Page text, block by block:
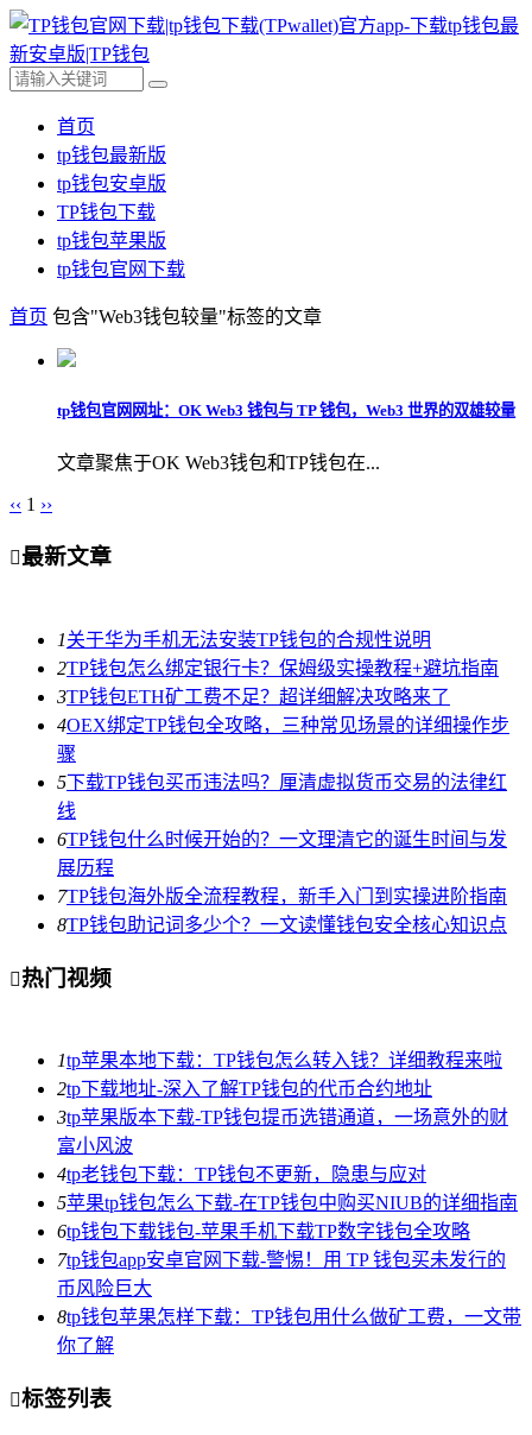
首页
tp钱包最新版
tp钱包安卓版
TP钱包下载
tp钱包苹果版
tp钱包官网下载
首页 包含"Web3钱包较量"标签的文章
tp钱包官网网址：OK Web3 钱包与 TP 钱包，Web3 世界的双雄较量
文章聚焦于OK Web3钱包和TP钱包在...
‹‹ 1 ››
最新文章
1关于华为手机无法安装TP钱包的合规性说明
2TP钱包怎么绑定银行卡？保姆级实操教程+避坑指南
3TP钱包ETH矿工费不足？超详细解决攻略来了
4OEX绑定TP钱包全攻略，三种常见场景的详细操作步
骤
5下载TP钱包买币违法吗？厘清虚拟货币交易的法律红
线
6TP钱包什么时候开始的？一文理清它的诞生时间与发
展历程
7TP钱包海外版全流程教程，新手入门到实操进阶指南
8TP钱包助记词多少个？一文读懂钱包安全核心知识点
热门视频
1tp苹果本地下载：TP钱包怎么转入钱？详细教程来啦
2tp下载地址-深入了解TP钱包的代币合约地址
3tp苹果版本下载-TP钱包提币选错通道，一场意外的财
富小风波
4tp老钱包下载：TP钱包不更新，隐患与应对
5苹果tp钱包怎么下载-在TP钱包中购买NIUB的详细指南
6tp钱包下载钱包-苹果手机下载TP数字钱包全攻略
7tp钱包app安卓官网下载-警惕！用 TP 钱包买未发行的
币风险巨大
8tp钱包苹果怎样下载：TP钱包用什么做矿工费，一文带
你了解
标签列表